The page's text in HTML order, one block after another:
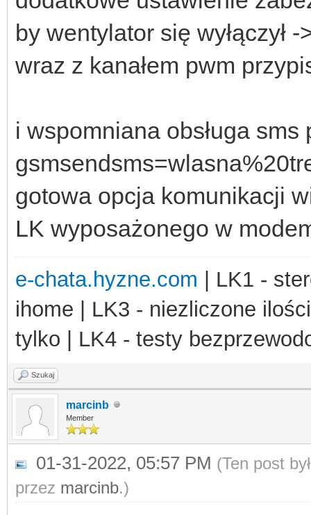
by wentylator się wyłączył
wraz z kanałem pwm
i wspomniana obsługa
gotowa opcja komunikacji
LK wyposażonego w
e-chata.hyzne.com | LK1 -
ihome | LK3 - niezliczone
tylko | LK4 - testy
Szukaj
marcinb
Member
01-31-2022, 05:57 PM (Ten post
przez marcinb.)